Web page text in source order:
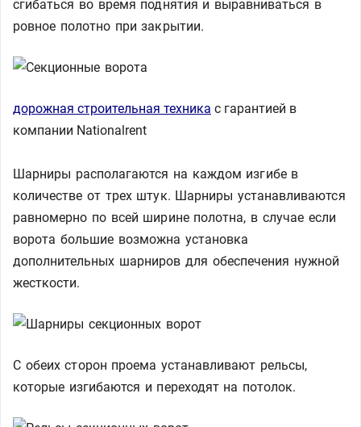
сгибаться во время поднятия и выравниваться в
ровное полотно при закрытии.
дорожная строительная техника с гарантией в
компании Nationalrent
Шарниры располагаются на каждом изгибе в
количестве от трех штук. Шарниры устанавливаются
равномерно по всей ширине полотна, в случае если
ворота большие возможна установка
дополнительных шарниров для обеспечения нужной
жесткости.
С обеих сторон проема устанавливают рельсы,
которые изгибаются и переходят на потолок.